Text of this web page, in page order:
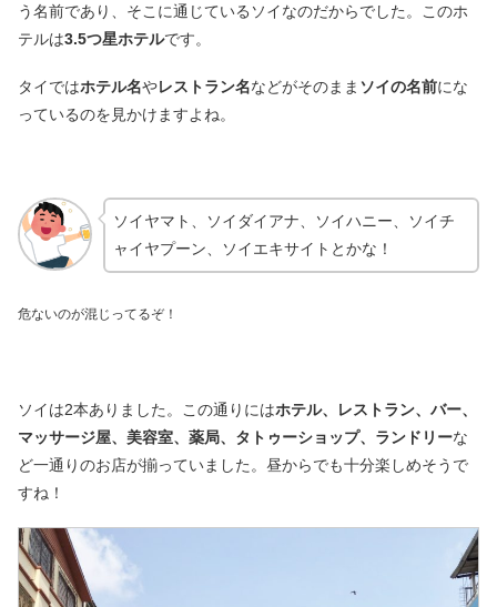
う名前であり、そこに通じているソイなのだからでした。このホ
テルは3.5つ星ホテルです。
タイではホテル名やレストラン名などがそのまま ソイの名前にな
っているのを見かけますよね。
ソイヤマト、ソイダイアナ、ソイハニー、ソイチ
ャイヤプーン、ソイエキサイトとかな！
危ないのが混じってるぞ！
ソイは2本ありました。この通りにはホテル、レストラン、バー、
マッサージ屋、美容室、薬局、タトゥーショップ、ランドリーな
ど一通りのお店が揃っていました。昼からでも十分楽しめそうで
すね！